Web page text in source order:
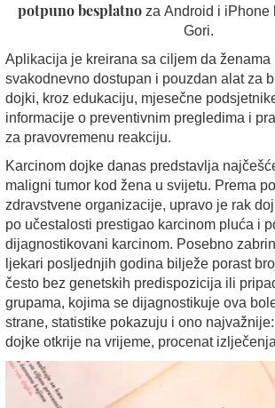
potpuno besplatno za Android i iPhone
Gori.
Aplikacija je kreirana sa ciljem da ženama
svakodnevno dostupan i pouzdan alat za
dojki, kroz edukaciju, mjesečne
informacije o preventivnim pregledima i
za pravovremenu reakciju.
Karcinom dojke danas predstavlja
maligni tumor kod žena u svijetu. Prema
zdravstvene organizacije, upravo je rak
po učestalosti prestigao karcinom pluća i
dijagnostikovani karcinom. Posebno
ljekari posljednjih godina bilježe porast
često bez genetskih predispozicija ili
grupama, kojima se dijagnostikuje ova
strane, statistike pokazuju i ono
dojke otkrije na vrijeme, procenat